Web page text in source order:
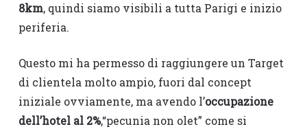
8km, quindi siamo visibili a tutta Parigi e inizio
periferia.
Questo mi ha permesso di raggiungere un Target
di clientela molto ampio, fuori dal concept
iniziale ovviamente, ma avendo l’occupazione
dell’hotel al 2%,“pecunia non olet” come si